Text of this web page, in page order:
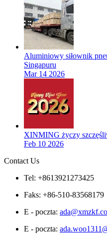
Aluminiowy siłownik
Singapuru
Mar 14 2026
XINMING życzy
Feb 10 2026
Contact Us
Tel: +8613921273425
Faks: +86-510-83568179
E - poczta:
E - poczta: